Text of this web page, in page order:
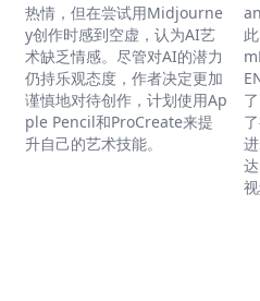
热情，但在尝试用Midjourne
y创作时感到空虚，认为AI艺
术缺乏情感。尽管对AI的潜力
仍持乐观态度，作者决定更加
谨慎地对待创作，计划使用Ap
ple Pencil和ProCreate来提
升自己的艺术技能。